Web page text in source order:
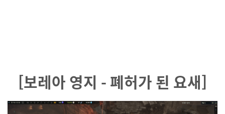
[보레아 영지 - 폐허가 된 요새]